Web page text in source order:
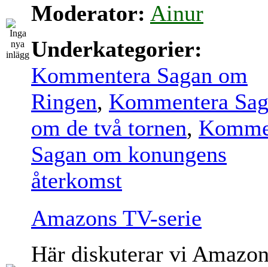
Moderator: Ainur
Underkategorier:
Kommentera Sagan om
Ringen, Kommentera
om de två tornen,
Sagan om konungens
återkomst
Amazons TV-serie
Här diskuterar vi